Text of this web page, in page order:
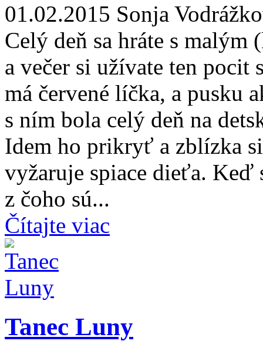
01.02.2015 Sonja
Celý deň sa hráte s
a večer si užívate ten pocit
má červené líčka, a pusku
s ním bola celý deň na
Idem ho prikryť a zblízka
vyžaruje spiace dieťa. Keď
z čoho sú...
Čítajte viac
Tanec Luny